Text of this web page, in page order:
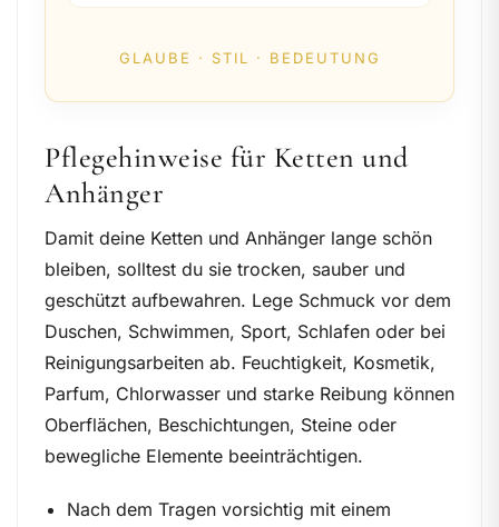
GLAUBE · STIL · BEDEUTUNG
Pflegehinweise für Ketten und
Anhänger
Damit deine Ketten und Anhänger lange schön
bleiben, solltest du sie trocken, sauber und
geschützt aufbewahren. Lege Schmuck vor dem
Duschen, Schwimmen, Sport, Schlafen oder bei
Reinigungsarbeiten ab. Feuchtigkeit, Kosmetik,
Parfum, Chlorwasser und starke Reibung können
Oberflächen, Beschichtungen, Steine oder
bewegliche Elemente beeinträchtigen.
Nach dem Tragen vorsichtig mit einem